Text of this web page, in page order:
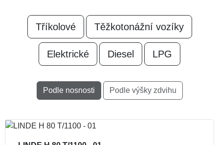
Tříkolové Těžkotonážní vozíky
Elektrické Diesel LPG
Podle nosnosti Podle výšky zdvihu